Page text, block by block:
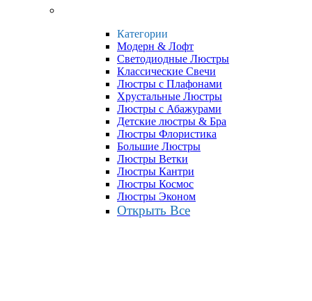
Категории
Модерн & Лофт
Светодиодные Люстры
Классические Свечи
Люстры с Плафонами
Хрустальные Люстры
Люстры с Абажурами
Детские люстры & Бра
Люстры Флористика
Большие Люстры
Люстры Ветки
Люстры Кантри
Люстры Космос
Люстры Эконом
Открыть Все